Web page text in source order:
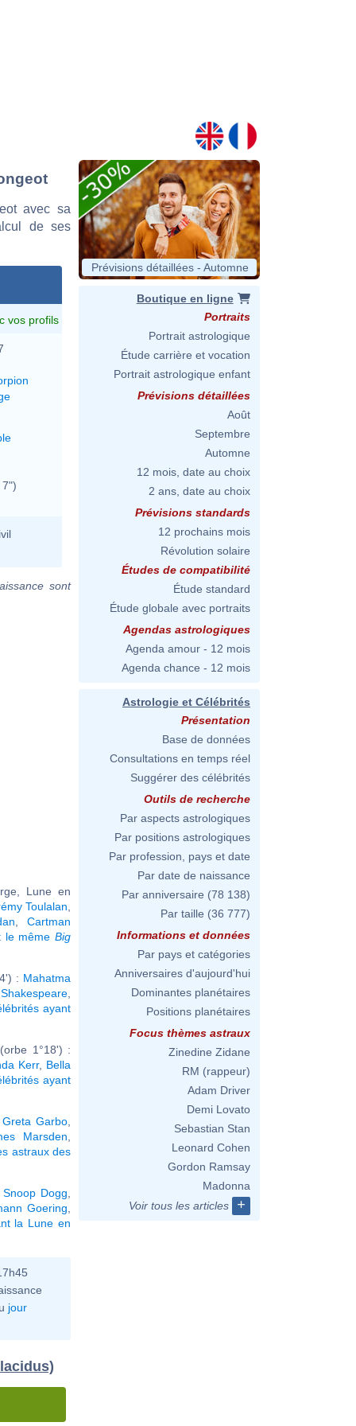
avec sa
de ses
vos profils
7")
sont
Lune en
Toulalan
,Cartman
le mêmeBig
: Mahatma
ayant
1°18') :
Kerr, Bella
ayant
Greta Garbo
Marsden
astraux des
Snoop Dogg
Goering
la Lune en
jour
Prévisions détaillées - Automne
Boutique en ligne
Portraits
Portrait astrologique
Étude carrière et vocation
Portrait astrologique enfant
Prévisions détaillées
Août
Septembre
Automne
12 mois, date au choix
2 ans, date au choix
Prévisions standards
12 prochains mois
Révolution solaire
Études de compatibilité
Étude standard
Étude globale avec portraits
Agendas astrologiques
Agenda amour - 12 mois
Agenda chance - 12 mois
Astrologie et Célébrités
Présentation
Base de données
Consultations en temps réel
Suggérer des célébrités
Outils de recherche
Par aspects astrologiques
Par positions astrologiques
Par profession, pays et date
Par date de naissance
Par anniversaire (78 138)
Par taille (36 777)
Informations et données
Par pays et catégories
Anniversaires d'aujourd'hui
Dominantes planétaires
Positions planétaires
Focus thèmes astraux
Zinedine Zidane
RM (rappeur)
Adam Driver
Demi Lovato
Sebastian Stan
Leonard Cohen
Gordon Ramsay
Madonna
Voir tous les articles
+